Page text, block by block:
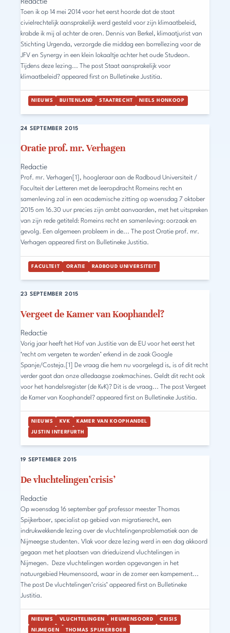
Toen ik op 14 mei 2014 voor het eerst hoorde dat de staat
civielrechtelijk aansprakelijk werd gesteld voor zijn klimaatbeleid,
krabde ik mij al achter de oren. Dennis van Berkel, klimaatjurist van
Stichting Urgenda, verzorgde die middag een borrellezing voor de
JFV en Synergy in een klein lokaaltje achter het oude Studeon.
Tijdens deze lezing... The post Staat aansprakelijk voor
klimaatbeleid? appeared first on Bulletineke Justitia.
NIEUWS BUITENLAND STAATRECHT NIELS HONKOOP
Oratie prof. mr. Verhagen
24 SEPTEMBER 2015
Redactie
Prof. mr. Verhagen[1], hoogleraar aan de Radboud Universiteit /
Faculteit der Letteren met de leeropdracht Romeins recht en
samenleving zal in een academische zitting op woensdag 7 oktober
2015 om 16.30 uur precies zijn ambt aanvaarden, met het uitspreken
van zijn rede getiteld: Romeins recht en samenleving: oorzaak en
gevolg. Een algemeen probleem in de... The post Oratie prof. mr.
Verhagen appeared first on Bulletineke Justitia.
FACULTEIT ORATIE RADBOUD UNIVERSITEIT
Vergeet de Kamer van Koophandel?
23 SEPTEMBER 2015
Redactie
Vorig jaar heeft het Hof van Justitie van de EU voor het eerst het
‘recht om vergeten te worden’ erkend in de zaak Google
Spanje/Costeja.[1] De vraag die hem nu voorgelegd is, is of dit recht
verder gaat dan onze alledaagse zoekmachines. Geldt dit recht ook
voor het handelsregister (de KvK)? Dit is de vraag... The post Vergeet
de Kamer van Koophandel? appeared first on Bulletineke Justitia.
NIEUWS KVK KAMER VAN KOOPHANDEL
JUSTIN INTERFURTH
De vluchtelingen’crisis’
19 SEPTEMBER 2015
Redactie
Op woensdag 16 september gaf professor meester Thomas
Spijkerboer, specialist op gebied van migratierecht, een
indrukwekkende lezing over de vluchtelingenproblematiek aan de
Nijmeegse studenten. Vlak voor deze lezing werd in een dag akkoord
gegaan met het plaatsen van drieduizend vluchtelingen in
Nijmegen. Deze vluchtelingen worden opgevangen in het
natuurgebied Heumensoord, waar in de zomer een kampement...
The post De vluchtelingen’crisis’ appeared first on Bulletineke
Justitia.
NIEUWS VLUCHTELINGEN HEUMENSOORD CRISIS
NIJMEGEN THOMAS SPIJKERBOER